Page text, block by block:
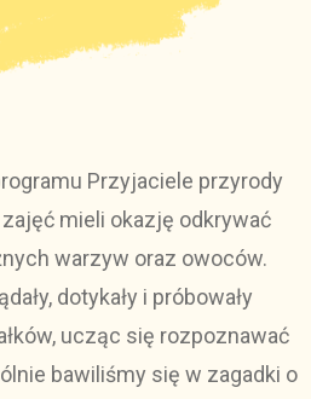
Przyjaciele przyrody
mieli okazję odkrywać
warzyw oraz owoców.
dotykały i próbowały
ucząc się rozpoznawać
bawiliśmy się w zagadki o